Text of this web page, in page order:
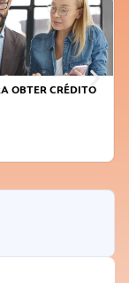
SEJA